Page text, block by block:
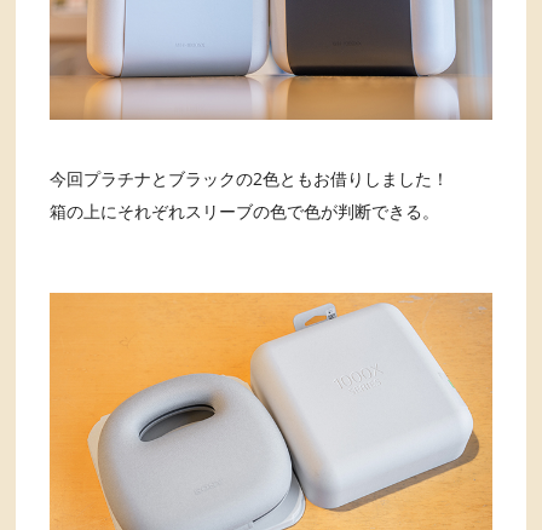
今回プラチナとブラックの2色ともお借りしました！
箱の上にそれぞれスリーブの色で色が判断できる。